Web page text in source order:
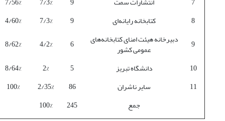
8
کتابخانه رایانه‌ای 9
7/3%
4/60%
9
دبیرخانه هیئت امنای کتابخانه‌های
عمومی کشور 6
4/2%
8/62%
10
دانشگاه تبریز 5
2%
8/64%
11
سایر ناشران 86
2/35%
100%
جمع
245
100%